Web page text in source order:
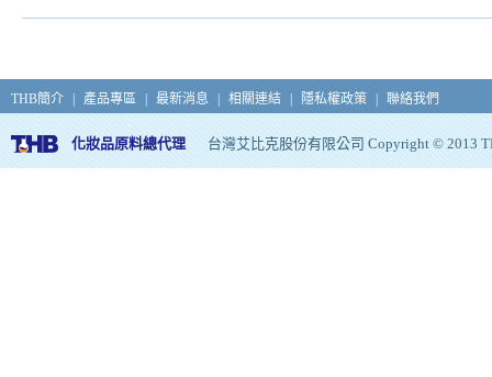
THB簡介 產品專區 最新消息 相關連結 隱私權政策 聯絡我們
化妝品原料總代理 台灣艾比克股份有限公司 Copyright © 2013